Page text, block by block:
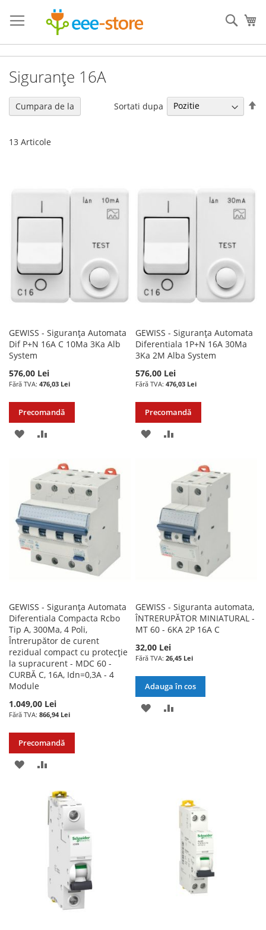
la
Continut
Siguranțe 16A
13 Articole
Sortati dupa
GEWISS - Siguranța Automata
Dif P+N 16A C 10Ma 3Ka Alb
System
576,00 Lei
476,03 Lei
Precomandă
ADAUGATI
LISTA
DE
DORINTE
COMPARARE
GEWISS - Siguranța Automata
Diferentiala 1P+N 16A 30Ma
3Ka 2M Alba System
576,00 Lei
476,03 Lei
Precomandă
ADAUGATI
DORINTE
COMPARARE
GEWISS - Siguranța Automata
Diferentiala Compacta Rcbo
Tip A, 300Ma, 4 Poli,
Întrerupător de curent
rezidual compact cu protecție
la supracurent - MDC 60 -
CURBĂ C, 16A, Idn=0,3A - 4
Module
1.049,00 Lei
866,94 Lei
Precomandă
ADAUGATI
DORINTE
COMPARARE
GEWISS - Siguranta automata,
ÎNTRERUPĂTOR MINIATURAL -
MT 60 - 6KA 2P 16A C
32,00 Lei
26,45 Lei
Adauga în cos
ADAUGATI
Cumpara de la